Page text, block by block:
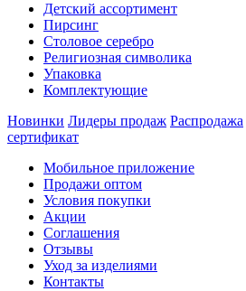
Детский ассортимент
Пирсинг
Столовое серебро
Религиозная символика
Упаковка
Комплектующие
Новинки Лидеры продаж Распродажа
сертификат
Мобильное приложение
Продажи оптом
Условия покупки
Акции
Соглашения
Отзывы
Уход за изделиями
Контакты